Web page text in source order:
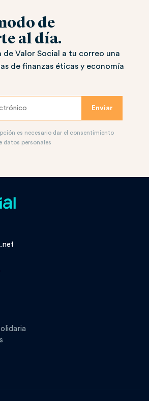
de
al día.
de Valor Social a tu correo una
de finanzas éticas y economía
es necesario dar el consentimiento
datos personales